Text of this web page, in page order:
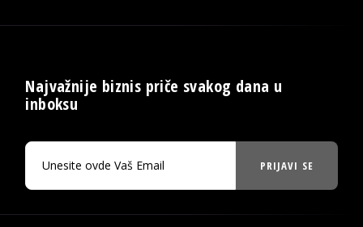
Najvažnije biznis priče svakog dana u
inboksu
PRIJAVI SE